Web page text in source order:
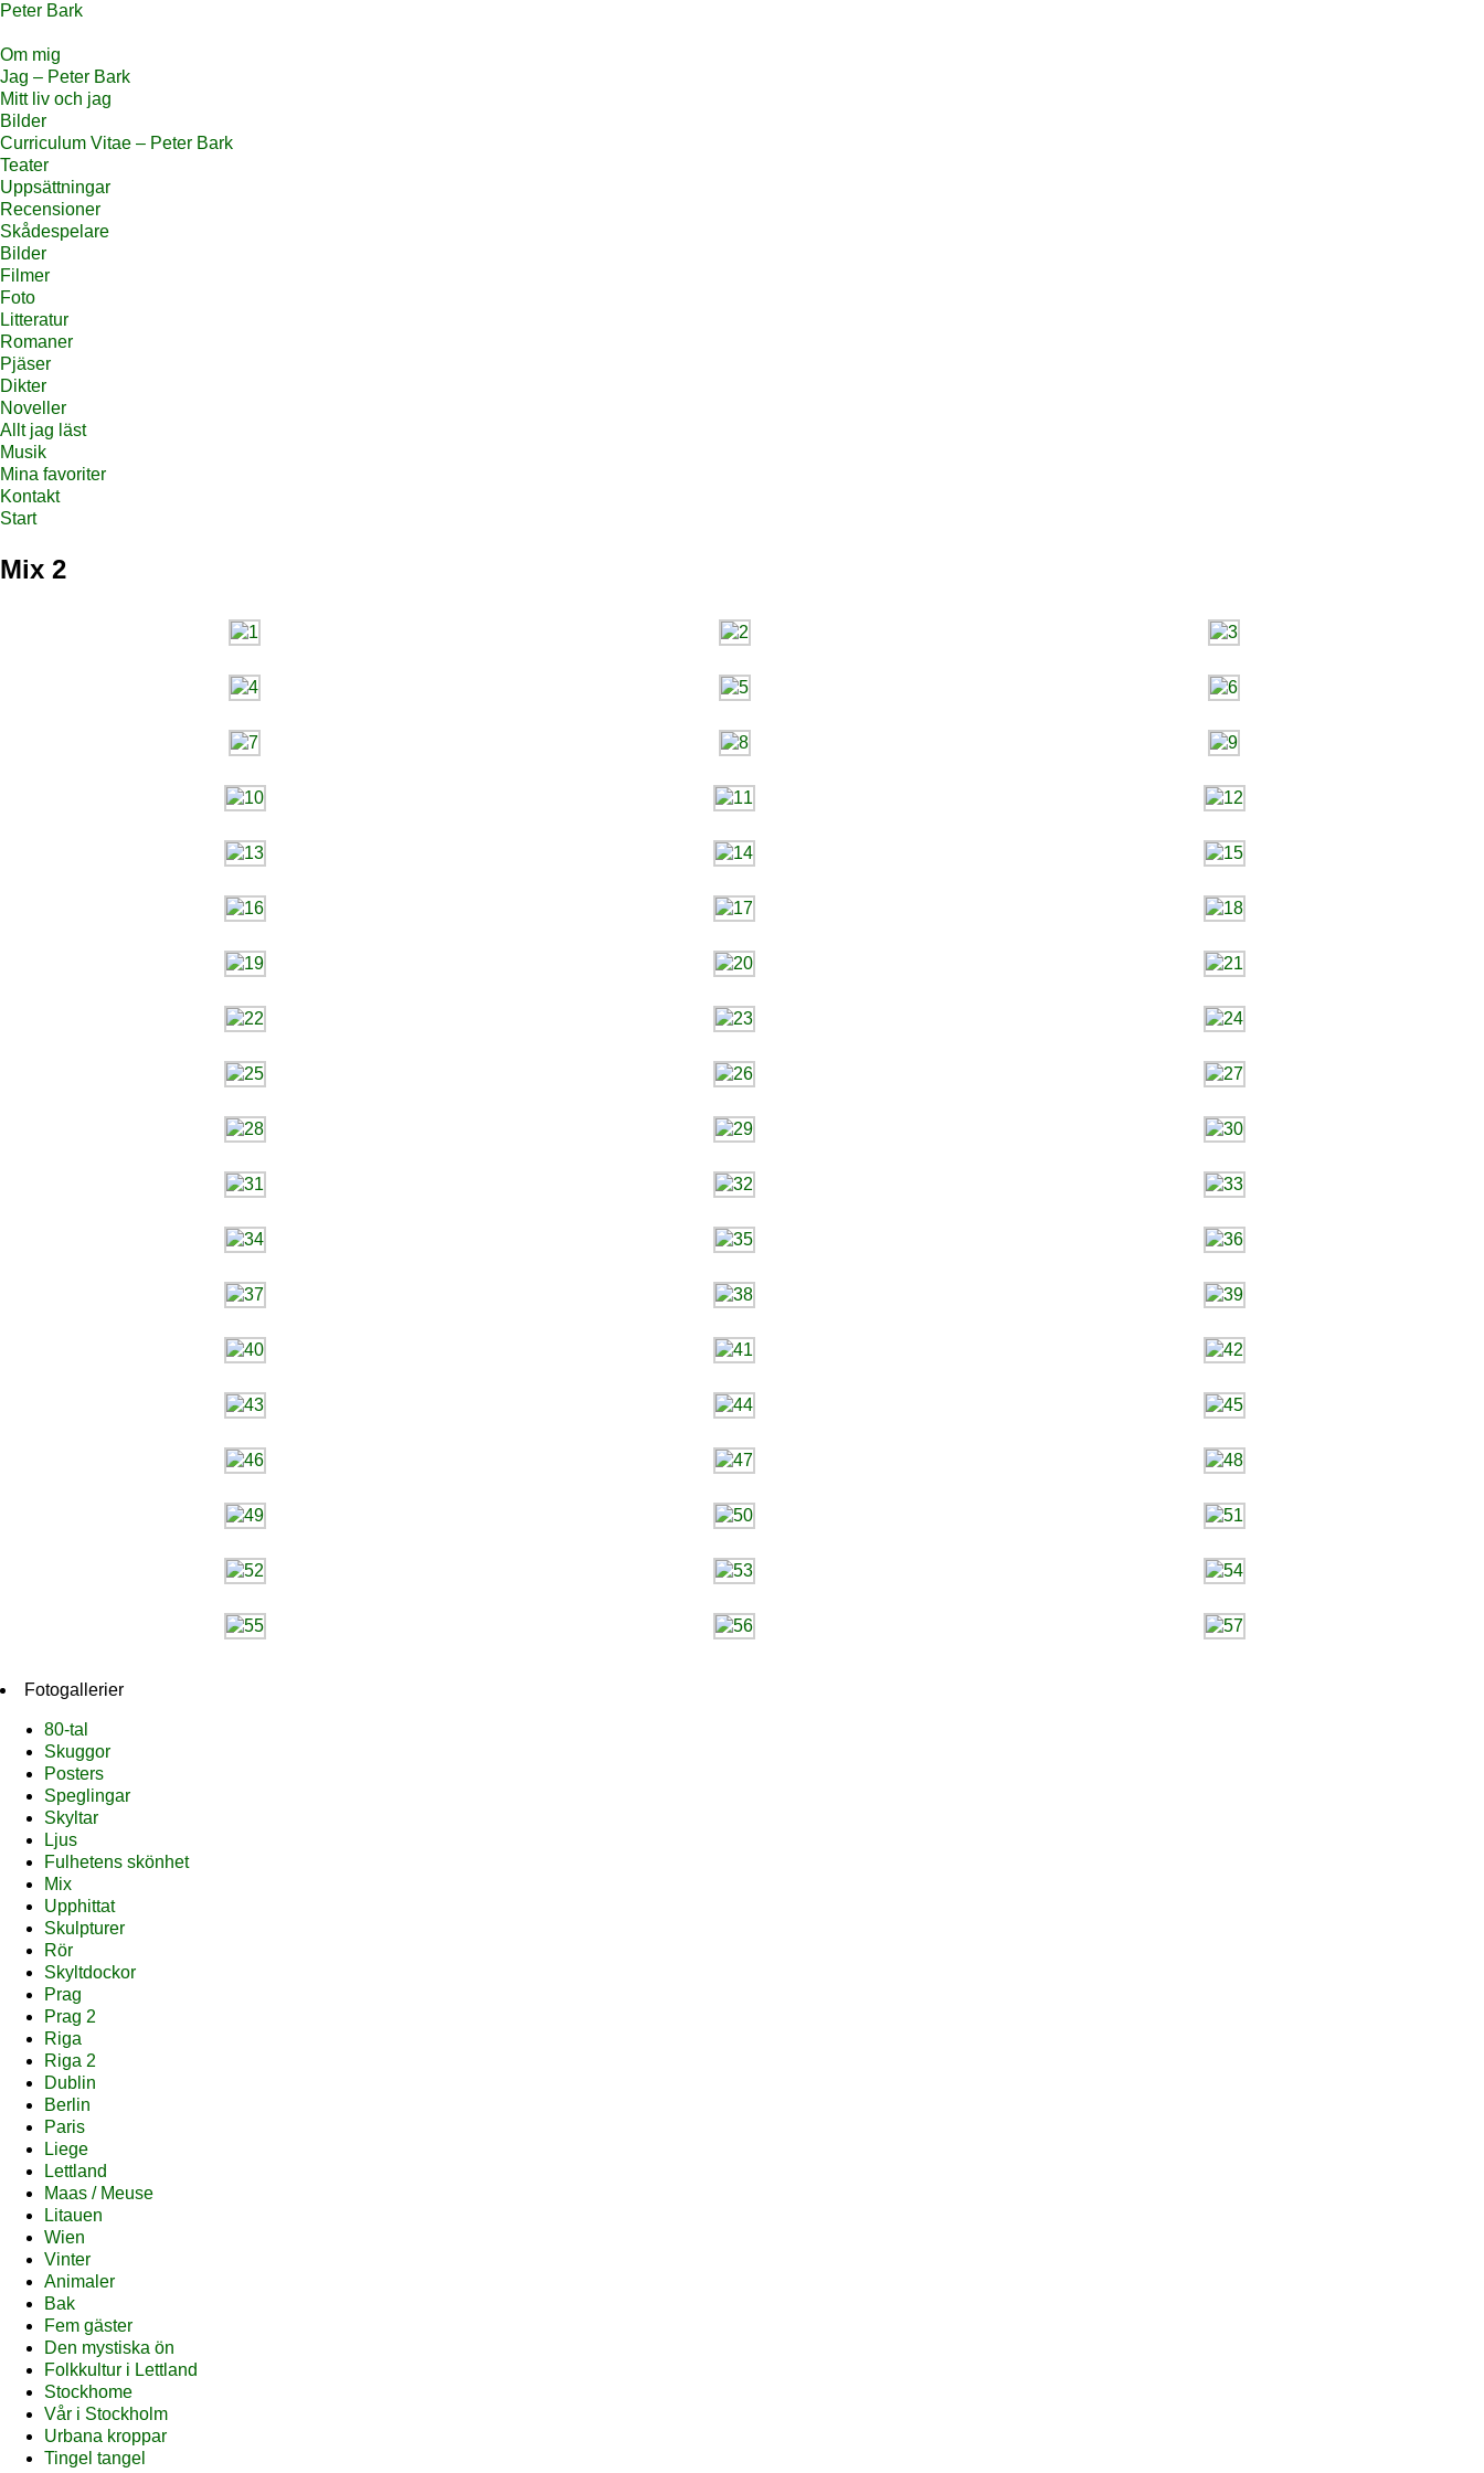
Peter Bark
Om mig
Jag – Peter Bark
Mitt liv och jag
Bilder
Curriculum Vitae – Peter Bark
Teater
Uppsättningar
Recensioner
Skådespelare
Bilder
Filmer
Foto
Litteratur
Romaner
Pjäser
Dikter
Noveller
Allt jag läst
Musik
Mina favoriter
Kontakt
Start
Mix 2
Fotogallerier
80-tal
Skuggor
Posters
Speglingar
Skyltar
Ljus
Fulhetens skönhet
Mix
Upphittat
Skulpturer
Rör
Skyltdockor
Prag
Prag 2
Riga
Riga 2
Dublin
Berlin
Paris
Liege
Lettland
Maas / Meuse
Litauen
Wien
Vinter
Animaler
Bak
Fem gäster
Den mystiska ön
Folkkultur i Lettland
Stockhome
Vår i Stockholm
Urbana kroppar
Tingel tangel